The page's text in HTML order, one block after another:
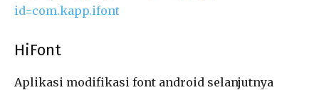
id=com.kapp.ifont
HiFont
Aplikasi modifikasi font android selanjutnya